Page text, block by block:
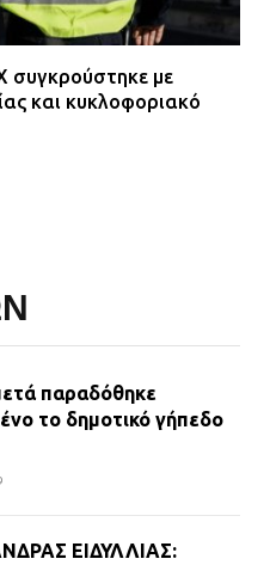
συγκρούστηκε με
και κυκλοφοριακό
παραδόθηκε
το δημοτικό γήπεδο
ΕΙΔΥΛΛΙΑΣ: